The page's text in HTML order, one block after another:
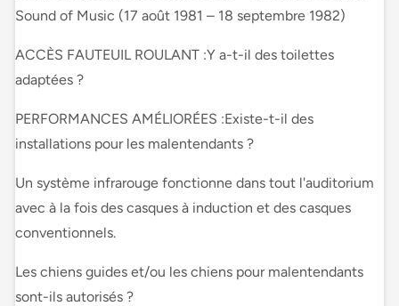
Sound of Music (17 août 1981 – 18 septembre 1982)
ACCÈS FAUTEUIL ROULANT :Y a-t-il des toilettes
adaptées ?
PERFORMANCES AMÉLIORÉES :Existe-t-il des
installations pour les malentendants ?
Un système infrarouge fonctionne dans tout l'auditorium
avec à la fois des casques à induction et des casques
conventionnels.
Les chiens guides et/ou les chiens pour malentendants
sont-ils autorisés ?